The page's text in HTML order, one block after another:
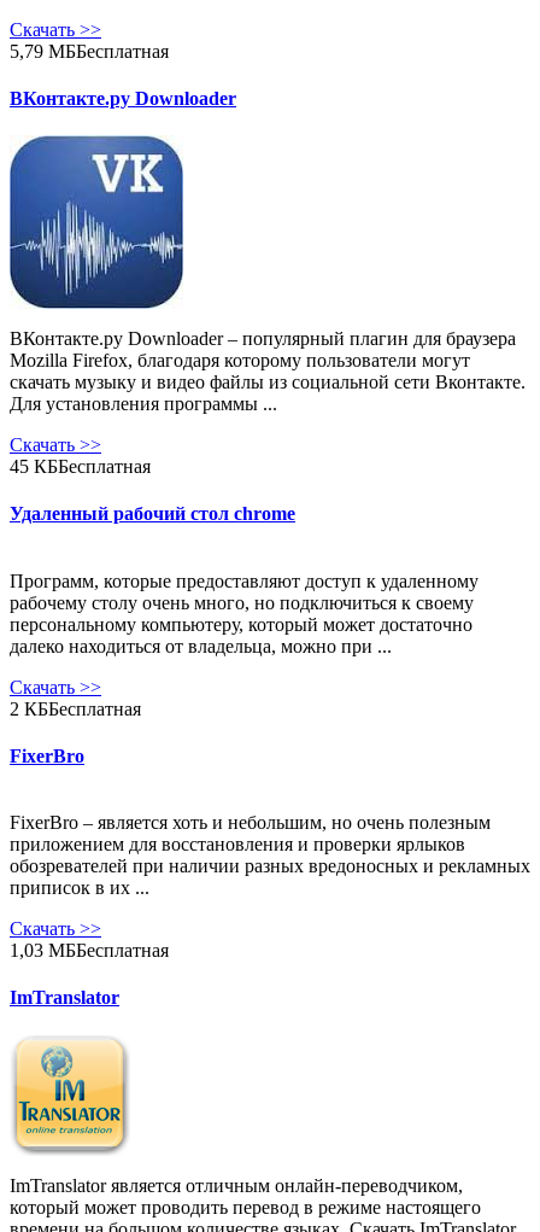
Скачать >>
5,79 МББесплатная
ВКонтакте.ру Downloader
ВКонтакте.ру Downloader – популярный плагин для браузера
Mozilla Firefox, благодаря которому пользователи могут
скачать музыку и видео файлы из социальной сети Вконтакте.
Для установления программы ...
Скачать >>
45 КББесплатная
Удаленный рабочий стол chrome
Программ, которые предоставляют доступ к удаленному
рабочему столу очень много, но подключиться к своему
персональному компьютеру, который может достаточно
далеко находиться от владельца, можно при ...
Скачать >>
2 КББесплатная
FixerBro
FixerBro – является хоть и небольшим, но очень полезным
приложением для восстановления и проверки ярлыков
обозревателей при наличии разных вредоносных и рекламных
приписок в их ...
Скачать >>
1,03 МББесплатная
ImTranslator
ImTranslator является отличным онлайн-переводчиком,
который может проводить перевод в режиме настоящего